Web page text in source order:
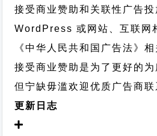
接受商业赞助和关联性广告
WordPress 或网站、互联网
《中华人民共和国广告法》相
接受商业赞助是为了更好的为
但宁缺毋滥欢迎优质广告商联
更新日志